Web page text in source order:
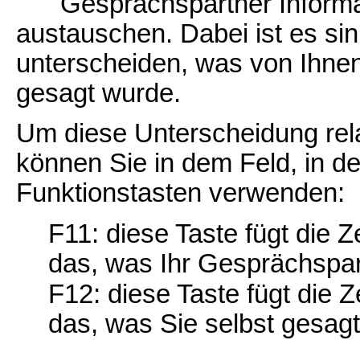
austauschen. Dabei ist es
unterscheiden, was von
gesagt wurde.
Um diese Unterscheidung
können Sie in dem Feld, in
Funktionstasten verwenden:
F11: diese Taste fügt die
das, was Ihr
F12: diese Taste fügt die
das, was Sie selbst